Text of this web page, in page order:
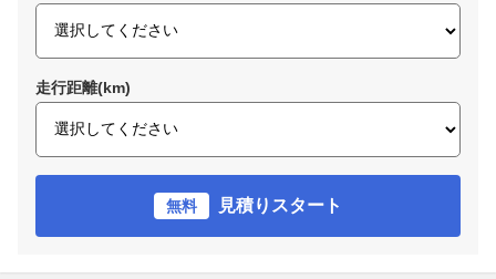
走行距離(km)
無料 見積りスタート